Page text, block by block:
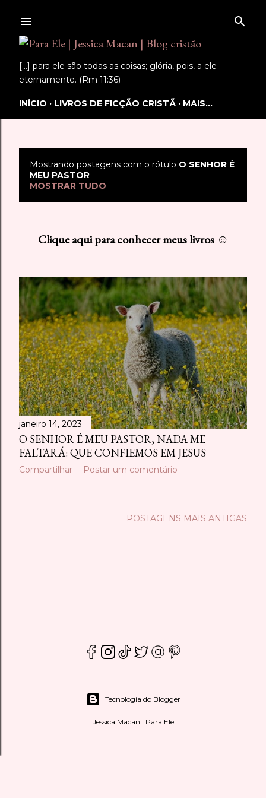
[...] para ele são todas as coisas; glória, pois, a ele
eternamente. (Rm 11:36)
INÍCIO LIVROS DE FICÇÃO CRISTÃ MAIS…
o
g
e
n
s
Mostrando postagens com o rótulo O SENHOR É
MEU PASTOR
MOSTRAR TUDO
Clique aqui para conhecer meus livros ☺
janeiro 14, 2023
O SENHOR É MEU PASTOR, NADA ME
FALTARÁ: QUE CONFIEMOS EM JESUS
Compartilhar Postar um comentário
POSTAGENS MAIS ANTIGAS
Tecnologia do Blogger
Jessica Macan | Para Ele